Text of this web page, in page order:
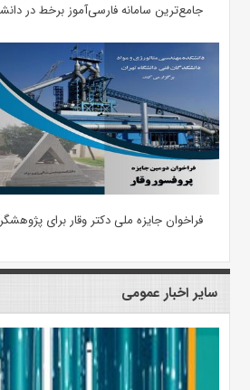
جامع‌ترین سامانه فارسی‌آموز برخط در
فراخوان جایزه ملی دکتر وقار برای
سایر اخبار عمومی